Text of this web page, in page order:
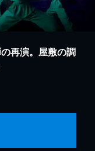
再演。屋敷の調